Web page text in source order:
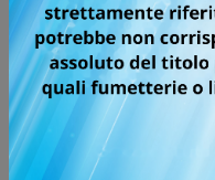
Aspiranti Heroes
formeranno delle
aiutare i professionisti
illustrato, in breve, il
Mission”, nato per
fare esperienza e